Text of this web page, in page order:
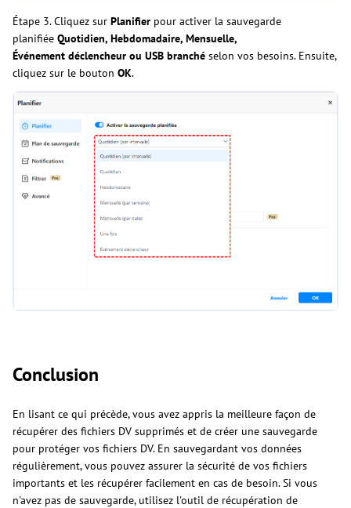
Étape 3. Cliquez sur Planifier pour activer la sauvegarde
planifiée Quotidien, Hebdomadaire, Mensuelle,
Événement déclencheur ou USB branché selon vos besoins. Ensuite,
cliquez sur le bouton OK.
Conclusion
En lisant ce qui précède, vous avez appris la meilleure façon de
récupérer des fichiers DV supprimés et de créer une sauvegarde
pour protéger vos fichiers DV. En sauvegardant vos données
régulièrement, vous pouvez assurer la sécurité de vos fichiers
importants et les récupérer facilement en cas de besoin. Si vous
n'avez pas de sauvegarde, utilisez l'outil de récupération de